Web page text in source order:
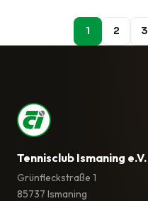
1 2 3
Tennisclub Ismaning e.V.
Grünfleckstraße 1
85737 Ismaning